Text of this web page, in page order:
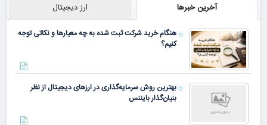
آخرین خبرها ارز دیجیتال
هنگام خرید شرکت ثبت شده به چه معیارها و نکاتی توجه
کنیم؟
بهترین روش سرمایه‌گذاری در ارزهای دیجیتال از نظر
بنیان‌گذار بایننس